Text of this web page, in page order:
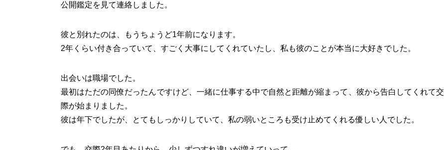
公開鑑定を見て連絡しました。
彼と別れたのは、もうちょうど1年前になります。
2年くらい付き合っていて、すごく大事にしてくれていたし、私も彼のことが本当に大好きでした。
出会いは職場でした。
最初はただの同僚だったんですけど、一緒に仕事する中で自然と距離が縮まって、彼から告白してくれて交
際が始まりました。
彼は年下でしたが、とてもしっかりしていて、私の弱いところも受け止めてくれる優しい人でした。